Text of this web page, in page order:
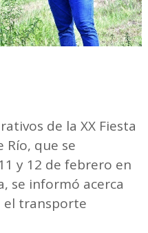
de la XX Fiesta
Río, que se
y 12 de febrero en
se informó acerca
el transporte